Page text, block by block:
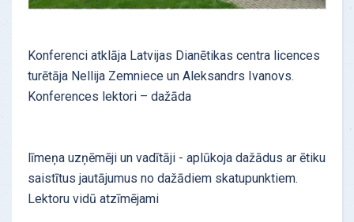
Konferenci atklāja Latvijas Dianētikas centra licences
turētāja Nellija Zemniece un Aleksandrs Ivanovs.
Konferences lektori – dažāda
līmeņa uzņēmēji un vadītāji - aplūkoja dažādus ar ētiku
saistītus jautājumus no dažādiem skatupunktiem.
Lektoru vidū atzīmējami